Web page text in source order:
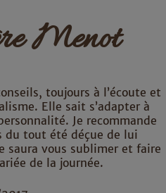
Menot
toujours à l’écoute et
Elle sait s’adapter à
Je recommande
du tout été déçue de lui
saura vous sublimer et faire
de la journée.